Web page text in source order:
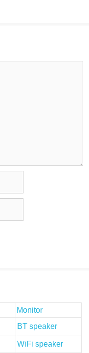
Monitor
BT speaker
WiFi speaker